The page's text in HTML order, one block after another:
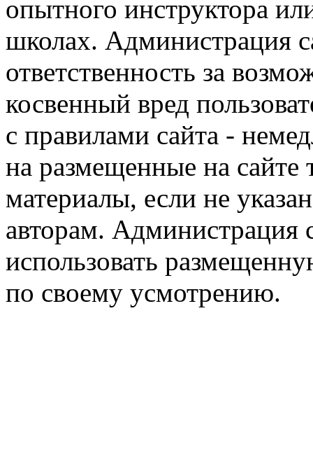
опытного инструктора
школах. Администрация
ответственность за
косвенный вред
с правилами сайта -
на размещенные на сайте
материалы, если не
авторам. Администрация
использовать
по своему усмотрению.